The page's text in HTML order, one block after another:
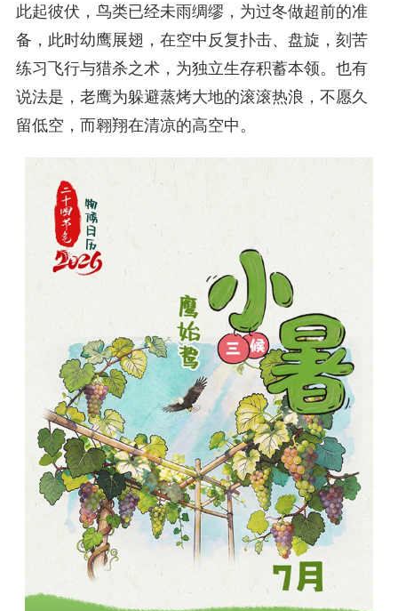
此起彼伏，鸟类已经未雨绸缪，为过冬做超前的准
备，此时幼鹰展翅，在空中反复扑击、盘旋，刻苦
练习飞行与猎杀之术，为独立生存积蓄本领。也有
说法是，老鹰为躲避蒸烤大地的滚滚热浪，不愿久
留低空，而翱翔在清凉的高空中。